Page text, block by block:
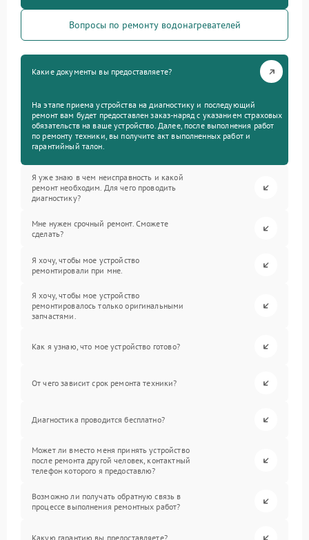
Вопросы по ремонту водонагревателей
Какие документы вы предоставляете?
На этапе приема устройства на диагностику и последующий
ремонт вам будет предоставлен заказ-наряд с указанием страховых
обязательств на ваше устройство. Далее, после выполнения работ
по ремонту техники, вы получите акт выполненных работ и
гарантийный талон.
Я уже знаю в чем неисправность и какой
ремонт необходим. Для чего проводить
диагностику?
Мне нужен срочный ремонт. Сможете
сделать?
Я хочу, чтобы мое устройство
ремонтировали при мне.
Я хочу, чтобы мое устройство
ремонтировалось только оригинальными
запчастями.
Как я узнаю, что мое устройство готово?
От чего зависит срок ремонта техники?
Диагностика проводится бесплатно?
Может ли вместо меня принять устройство
после ремонта другой человек, контактный
телефон которого я предоставлю?
Возможно ли получать обратную связь в
процессе выполнения ремонтных работ?
Какую гарантию вы предоставляете?